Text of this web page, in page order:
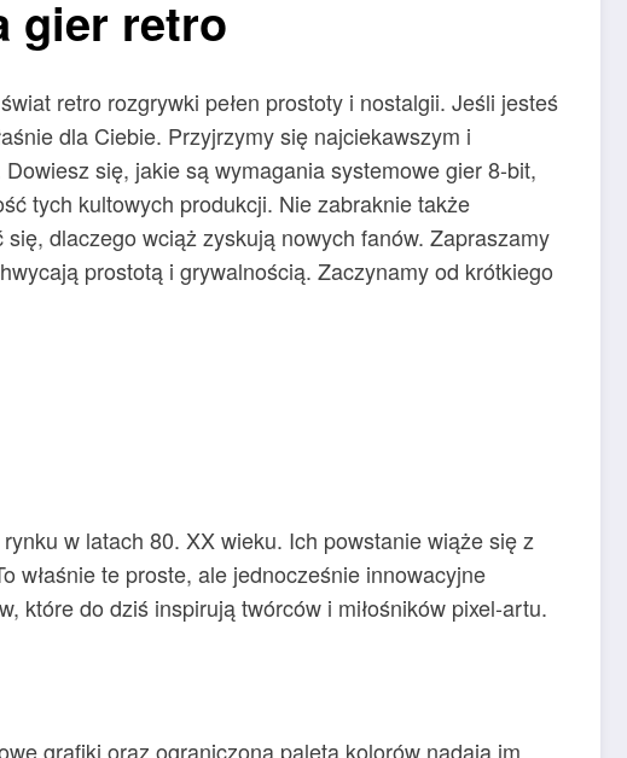
gier retro
retro rozgrywki pełen prostoty i nostalgii. Jeśli jesteś
dla Ciebie. Przyjrzymy się najciekawszym i
się, jakie są wymagania systemowe gier 8-bit,
tych kultowych produkcji. Nie zabraknie także
dlaczego wciąż zyskują nowych fanów. Zapraszamy
prostotą i grywalnością. Zaczynamy od krótkiego
w latach 80. XX wieku. Ich powstanie wiąże się z
właśnie te proste, ale jednocześnie innowacyjne
które do dziś inspirują twórców i miłośników pixel-artu.
grafiki oraz ograniczona paleta kolorów nadają im